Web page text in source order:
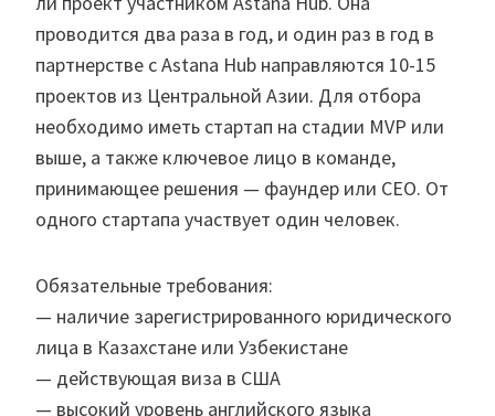
проводится два раза в год, и один раз в год в
партнерстве с Astana Hub направляются 10-15
проектов из Центральной Азии. Для отбора
необходимо иметь стартап на стадии MVP или
выше, а также ключевое лицо в команде,
принимающее решения — фаундер или CEO. От
одного стартапа участвует один человек.
Обязательные требования:
— наличие зарегистрированного юридического
лица в Казахстане или Узбекистане
— действующая виза в США
— высокий уровень английского языка